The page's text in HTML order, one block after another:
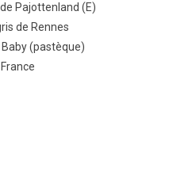
Pajottenland (E)
de Rennes
(pastèque)